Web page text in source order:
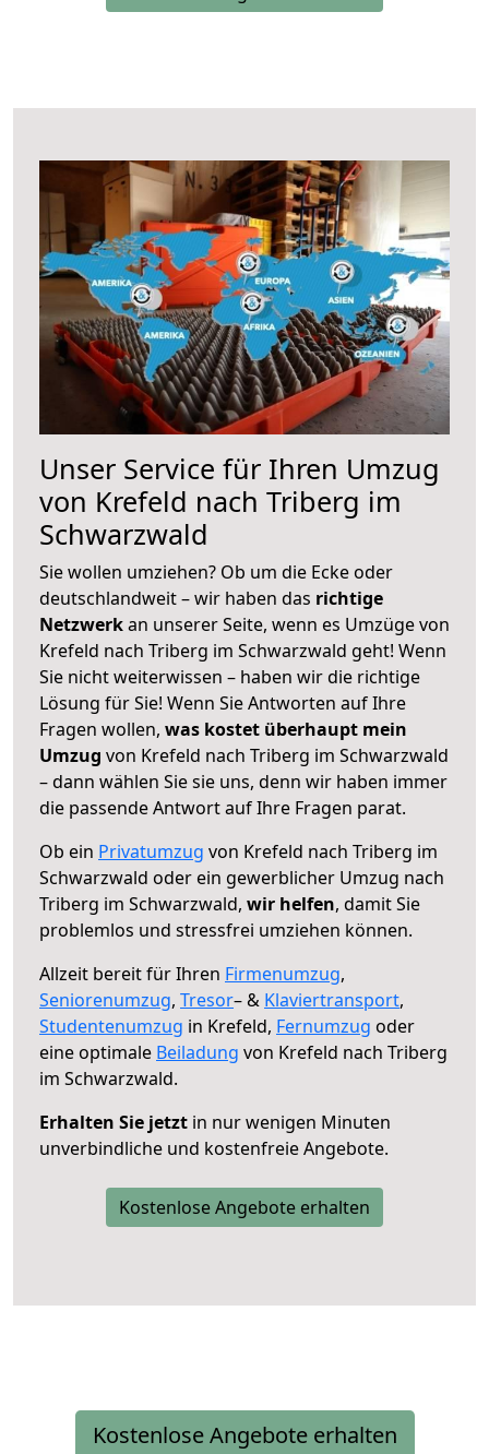
Unser Service für Ihren Umzug
von Krefeld nach Triberg im
Schwarzwald
Sie wollen umziehen? Ob um die Ecke oder
deutschlandweit – wir haben das richtige
Netzwerkan unserer Seite, wenn es Umzüge von
Krefeld nach Triberg im Schwarzwald geht! Wenn
Sie nicht weiterwissen – haben wir die richtige
Lösung für Sie! Wenn Sie Antworten auf Ihre
Fragen wollen, was kostet überhaupt mein
Umzug von Krefeld nach Triberg im Schwarzwald
– dann wählen Sie sie uns, denn wir haben immer
die passende Antwort auf Ihre Fragen parat.
Ob ein Privatumzug von Krefeld nach Triberg im
Schwarzwald oder ein gewerblicher Umzug nach
Triberg im Schwarzwald, wir helfen, damit Sie
problemlos und stressfrei umziehen können.
Allzeit bereit für Ihren Firmenumzug,
Seniorenumzug, Tresor– & Klaviertransport,
Studentenumzug in Krefeld, Fernumzug oder
eine optimale Beiladung von Krefeld nach Triberg
im Schwarzwald.
Erhalten Sie jetzt in nur wenigen Minuten
unverbindliche und kostenfreie Angebote.
Kostenlose Angebote erhalten
Kostenlose Angebote erhalten